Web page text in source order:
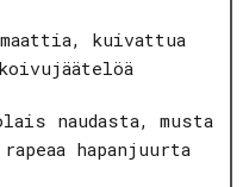
kuivattua
naudasta, musta
hapanjuurta